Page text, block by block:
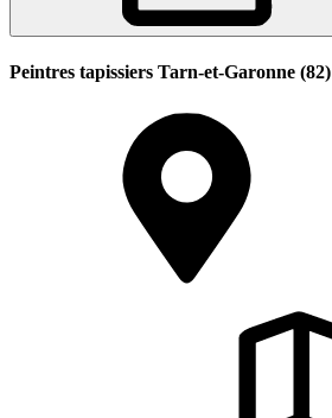
Peintres tapissiers Tarn-et-Garonne (82)